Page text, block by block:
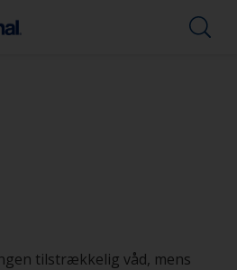
tilstrækkelig våd, mens